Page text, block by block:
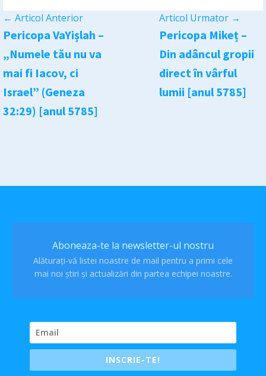
← Articol Anterior
Pericopa VaYișlah –
„Numele tău nu va
mai fi Iacov, ci
Israel” (Geneza
32:29) [anul 5785]
Articol Urmator →
Pericopa Mikeț –
Din adâncul gropii
direct în vârful
lumii [anul 5785]
Aboneaza-te la newsletter-ul nostru
Alăturați-vă listei noastre de mail pentru a primi cele
mai noi știri și actualizări din partea echipei noastre.
INSCRIE-TE!